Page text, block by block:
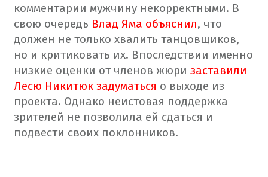
комментарии мужчину некорректными. В
свою очередь Влад Яма объяснил, что
должен не только хвалить танцовщиков,
но и критиковать их. Впоследствии именно
низкие оценки от членов жюри заставили
Лесю Никитюк задуматься о выходе из
проекта. Однако неистовая поддержка
зрителей не позволила ей сдаться и
подвести своих поклонников.